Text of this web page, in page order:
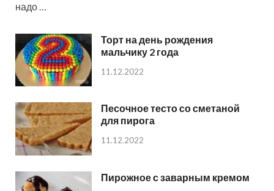
надо …
Торт на день рождения
мальчику 2 года
11.12.2022
Песочное тесто со сметаной
для пирога
11.12.2022
Пирожное с заварным кремом